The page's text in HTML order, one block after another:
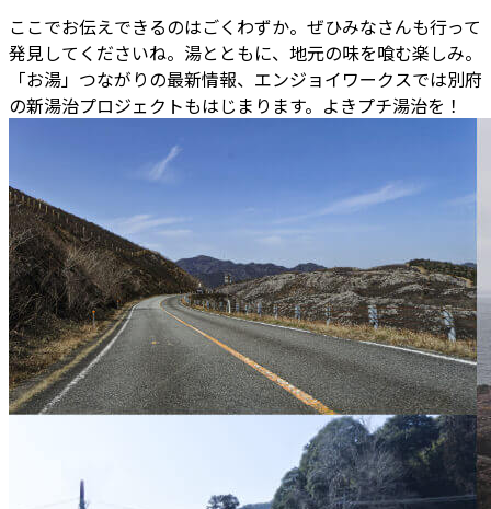
ここでお伝えできるのはごくわずか。ぜひみなさんも行って
発見してくださいね。湯とともに、地元の味を喰む楽しみ。
「お湯」つながりの最新情報、エンジョイワークスでは別府
の新湯治プロジェクトもはじまります。よきプチ湯治を！